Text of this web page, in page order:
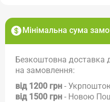
Мінімальна сума
Безкоштовна доставка
на замовлення:
від 1200 грн -
від 1500 грн - Новою